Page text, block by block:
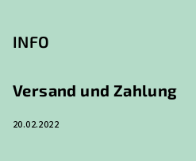
INFO
Versand und Zahlung
20.02.2022